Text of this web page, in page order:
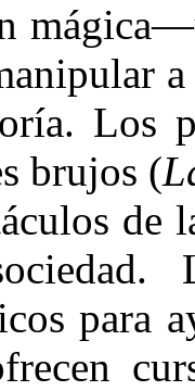
Los
brujos (
de
para